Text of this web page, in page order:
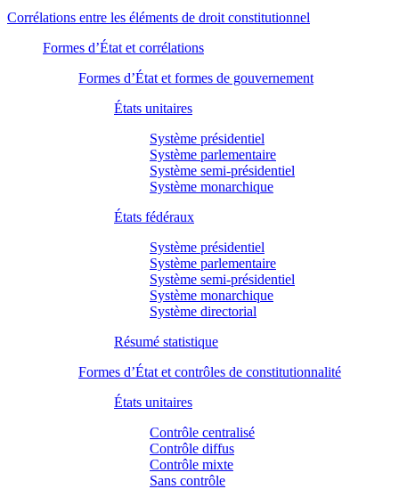
Corrélations entre les éléments de droit constitutionnel
Formes d’État et corrélations
Formes d’État et formes de gouvernement
États unitaires
Système présidentiel
Système parlementaire
Système semi-présidentiel
Système monarchique
États fédéraux
Système présidentiel
Système parlementaire
Système semi-présidentiel
Système monarchique
Système directorial
Résumé statistique
Formes d’État et contrôles de constitutionnalité
États unitaires
Contrôle centralisé
Contrôle diffus
Contrôle mixte
Sans contrôle